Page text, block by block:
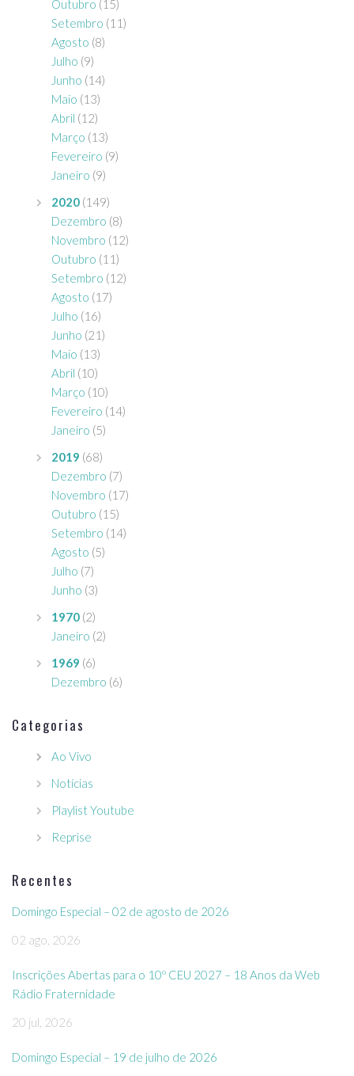
Outubro (15)
Setembro (11)
Agosto (8)
Julho (9)
Junho (14)
Maio (13)
Abril (12)
Março (13)
Fevereiro (9)
Janeiro (9)
2020 (149)
Dezembro (8)
Novembro (12)
Outubro (11)
Setembro (12)
Agosto (17)
Julho (16)
Junho (21)
Maio (13)
Abril (10)
Março (10)
Fevereiro (14)
Janeiro (5)
2019 (68)
Dezembro (7)
Novembro (17)
Outubro (15)
Setembro (14)
Agosto (5)
Julho (7)
Junho (3)
1970 (2)
Janeiro (2)
1969 (6)
Dezembro (6)
Categorias
Ao Vivo
Notícias
Playlist Youtube
Reprise
Recentes
Domingo Especial – 02 de agosto de 2026
02 ago, 2026
Inscrições Abertas para o 10º CEU 2027 – 18 Anos da Web
Rádio Fraternidade
20 jul, 2026
Domingo Especial – 19 de julho de 2026